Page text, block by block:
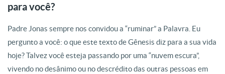
para você?
Padre Jonas sempre nos convidou a “ruminar” a Palavra . Eu
pergunto a você: o que este texto de Gênesis diz para a sua vida
hoje?Talvez você esteja passando por uma “nuvem escura”,
vivendo no desânimo ou no descrédito das outras pessoas em